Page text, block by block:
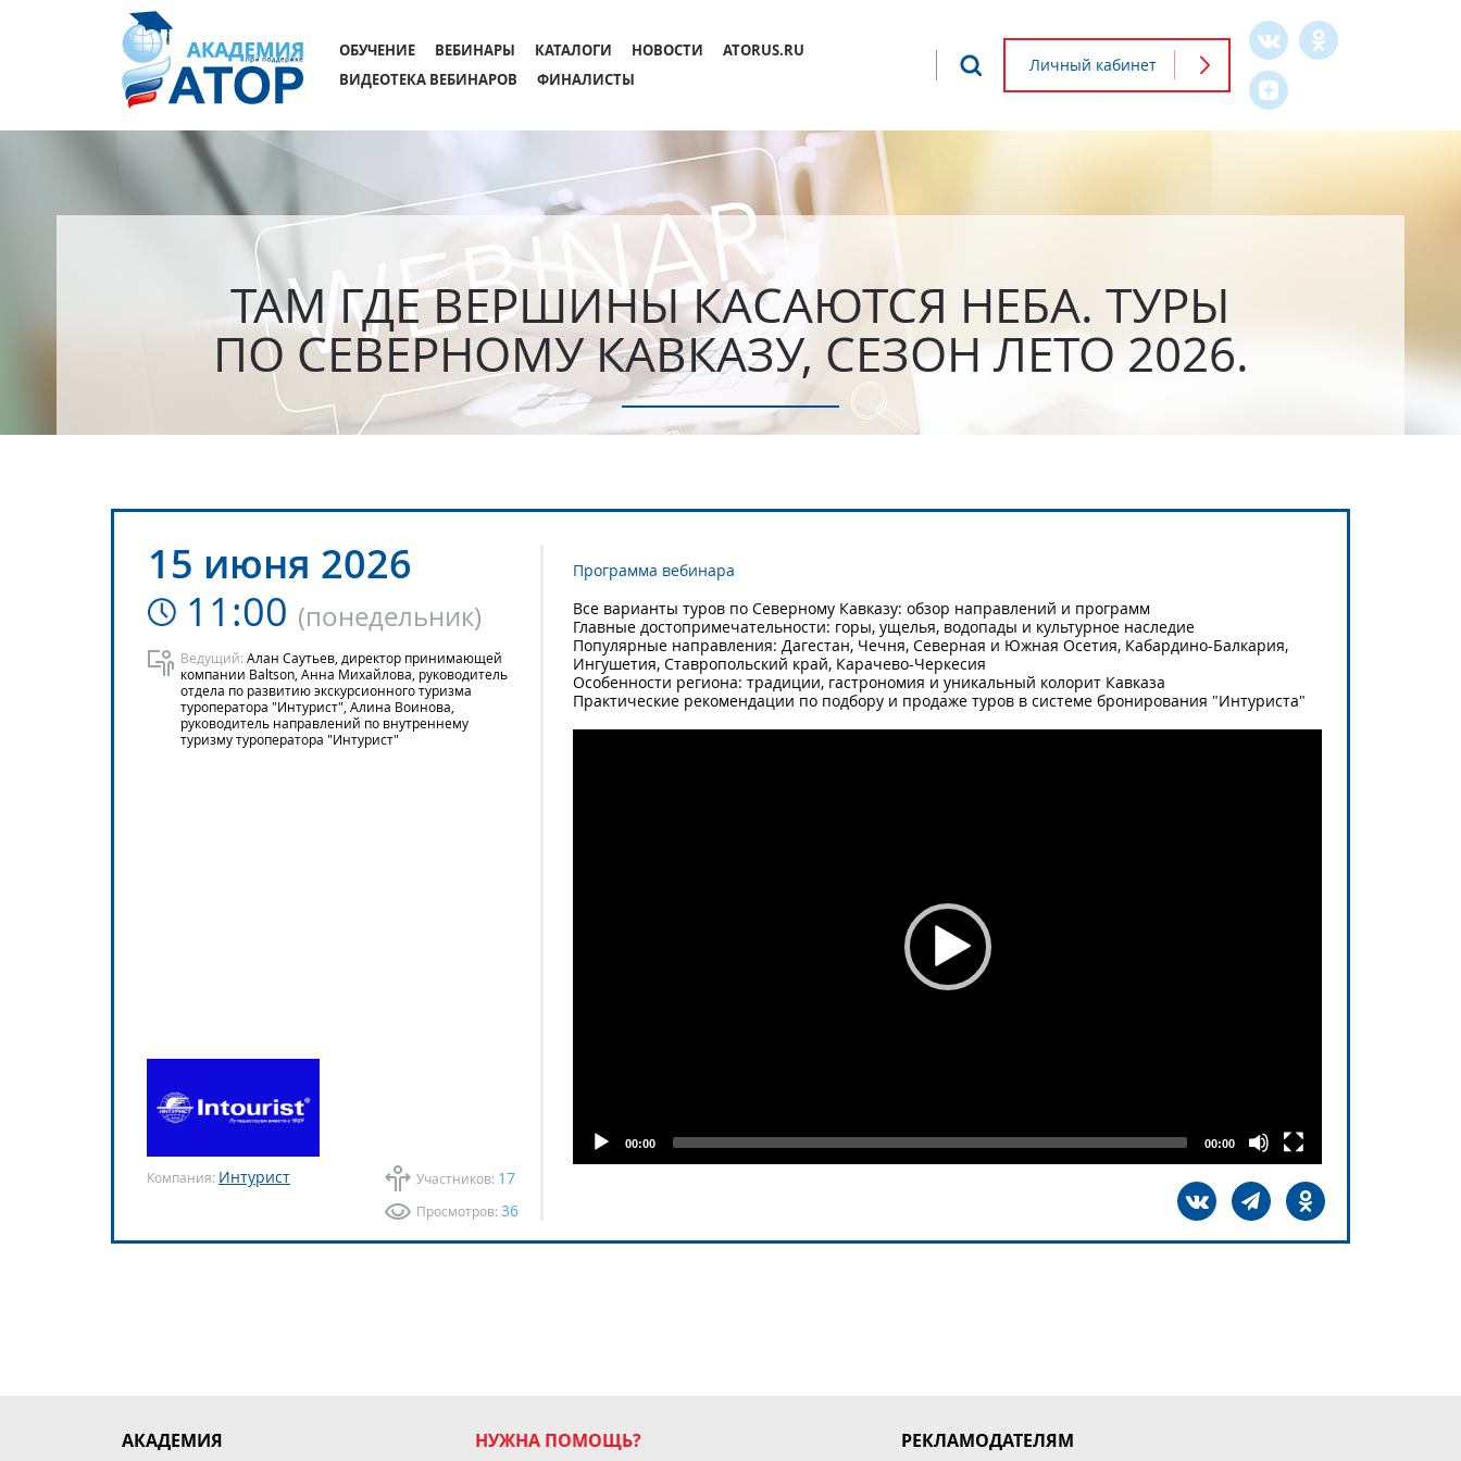
ОБУЧЕНИЕ ВЕБИНАРЫ КАТАЛОГИ НОВОСТИ
ATORUS.RU
ВИДЕОТЕКА ВЕБИНАРОВ
ФИНАЛИСТЫ
Личный кабинет
Форма
поиска
Что будем искать?
ТАМ ГДЕ ВЕРШИНЫ КАСАЮТСЯ НЕБА. ТУРЫ
ПО СЕВЕРНОМУ КАВКАЗУ, СЕЗОН ЛЕТО 2026.
15 июня 2026
11:00 (понедельник)
Компания: Интурист Участников: 17
Просмотров: 36
Ведущий:Алан Саутьев, директор принимающей
компании Baltson, Анна Михайлова, руководитель
отдела по развитию экскурсионного туризма
туроператора "Интурист", Алина Воинова,
руководитель направлений по внутреннему
туризму туроператора "Интурист"
Программа вебинара
Все варианты туров по Северному Кавказу: обзор направлений и программ
Главные достопримечательности: горы, ущелья, водопады и культурное наследие
Популярные направления: Дагестан, Чечня, Северная и Южная Осетия, Кабардино-Балкария,
Ингушетия, Ставропольский край, Карачево-Черкесия
Особенности региона: традиции, гастрономия и уникальный колорит Кавказа
Практические рекомендации по подбору и продаже туров в системе бронирования "Интуриста"
00:00 00:00
АКАДЕМИЯ НУЖНА ПОМОЩЬ? РЕКЛАМОДАТЕЛЯМ